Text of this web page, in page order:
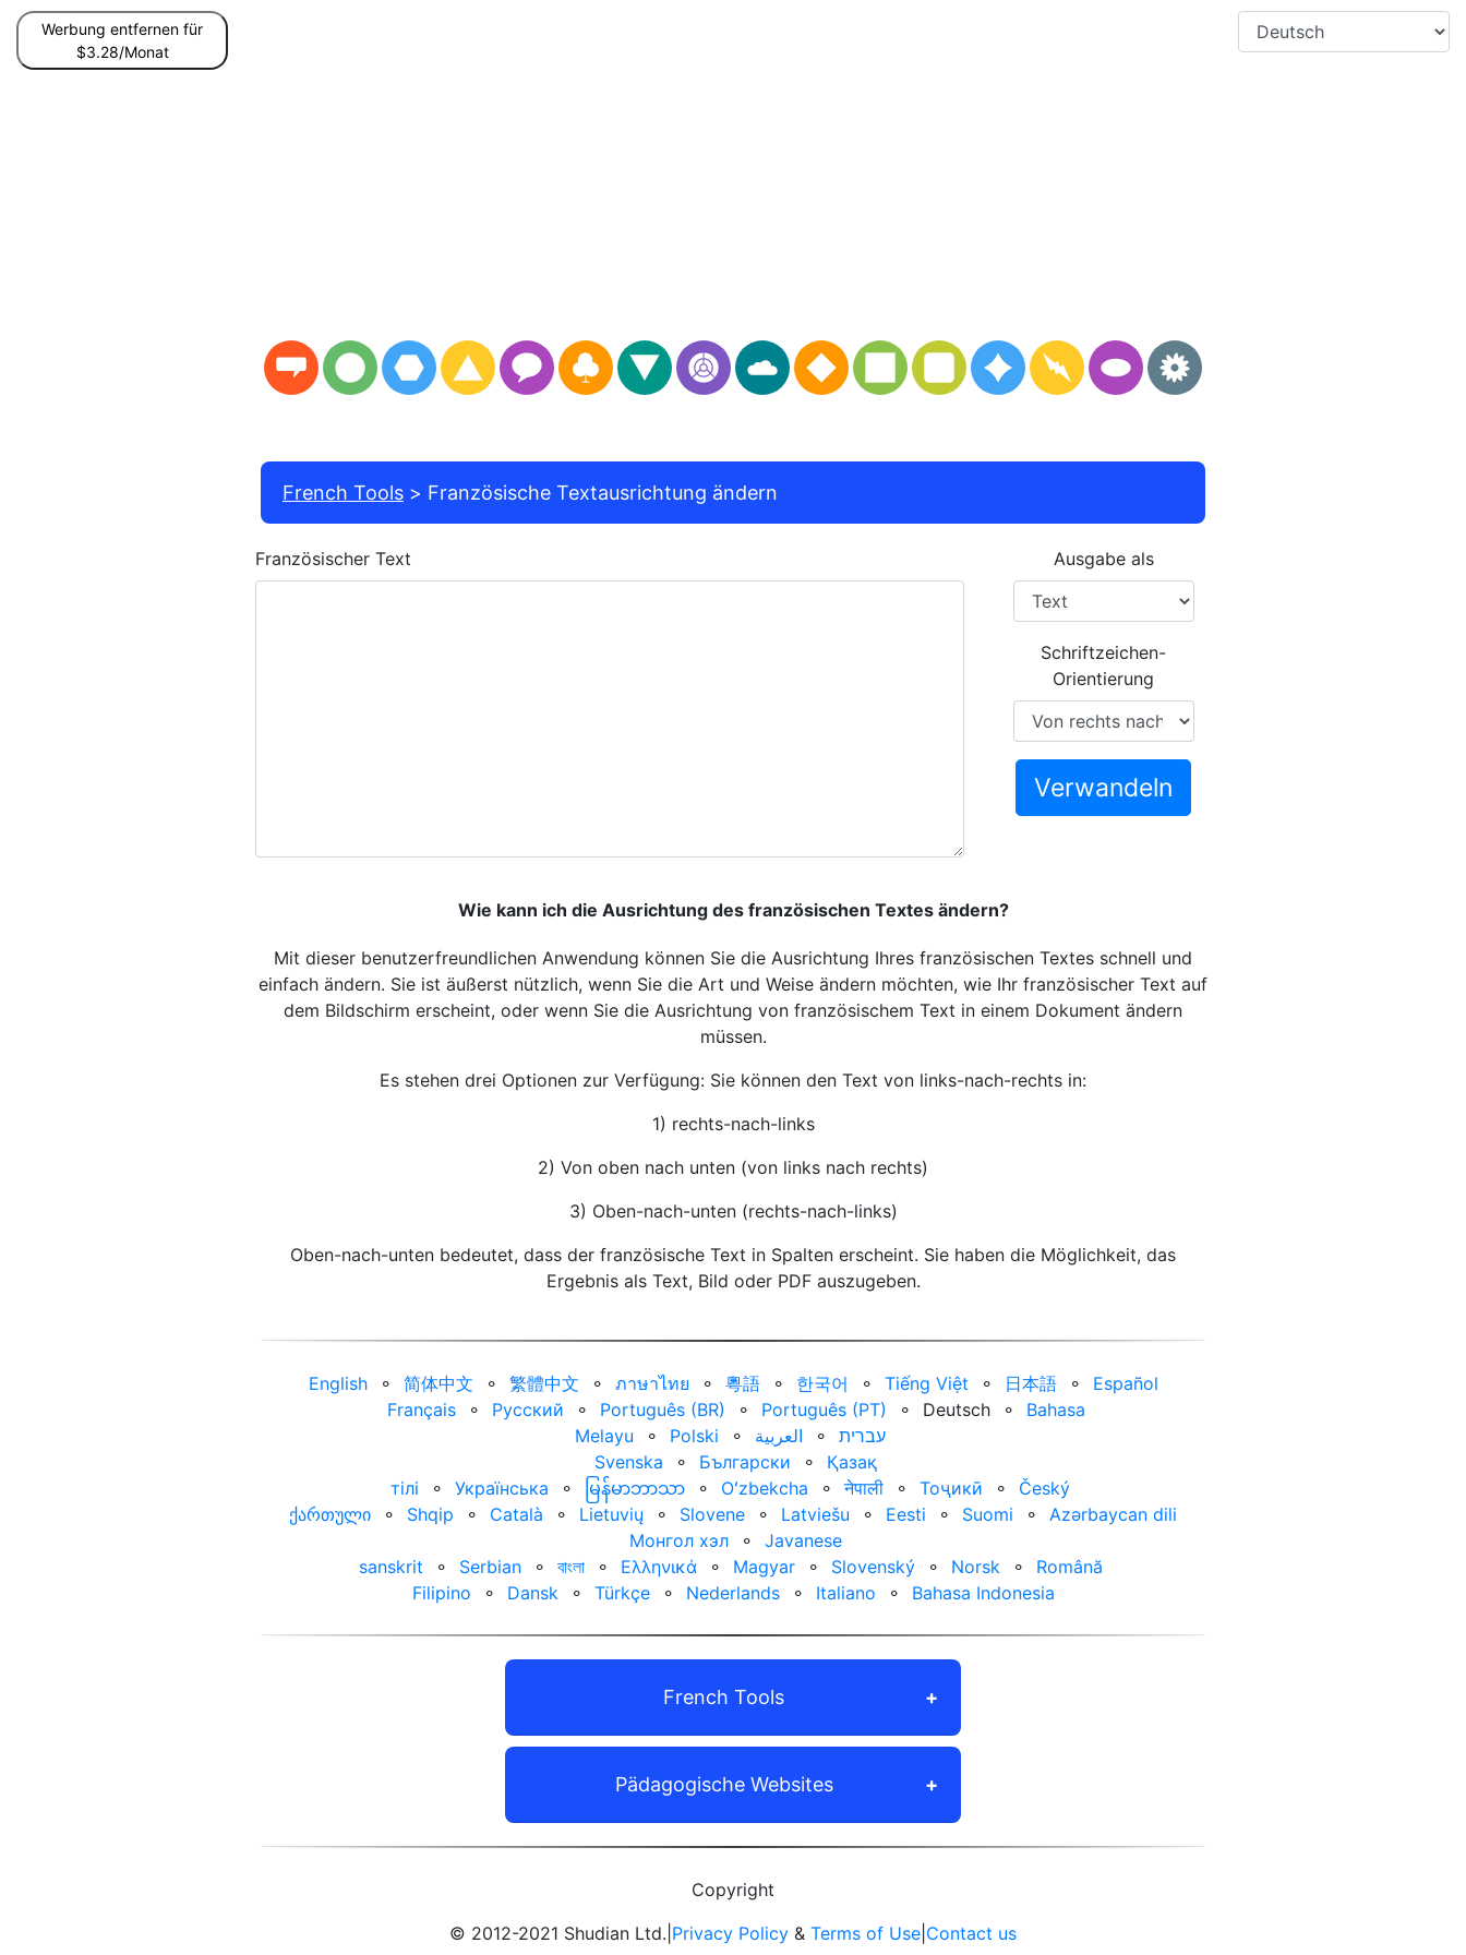
Werbung entfernen für
$3.28/Monat
French Tools Französische Textausrichtung ändern
Französischer Text Ausgabe als
Schriftzeichen-
Orientierung
Verwandeln
Wie kann ich die Ausrichtung des französischen Textes ändern?
Mit dieser benutzerfreundlichen Anwendung können Sie die Ausrichtung Ihres französischen Textes schnell und
einfach ändern. Sie ist äußerst nützlich, wenn Sie die Art und Weise ändern möchten, wie Ihr französischer Text auf
dem Bildschirm erscheint, oder wenn Sie die Ausrichtung von französischem Text in einem Dokument ändern
müssen.
Es stehen drei Optionen zur Verfügung: Sie können den Text von links-nach-rechts in:
1) rechts-nach-links
2) Von oben nach unten (von links nach rechts)
3) Oben-nach-unten (rechts-nach-links)
Oben-nach-unten bedeutet, dass der französische Text in Spalten erscheint. Sie haben die Möglichkeit, das
Ergebnis als Text, Bild oder PDF auszugeben.
English ⚬ 简体中文 ⚬ 繁體中文 ⚬ ภาษาไทย ⚬ 粵語 ⚬ 한국어 ⚬ Tiếng Việt ⚬ 日本語 ⚬
Español
Français
⚬ Русский ⚬ Português (BR) ⚬ Português (PT) ⚬ Deutsch ⚬
Bahasa
Melayu
⚬ Polski ⚬ العربية‏ ⚬
עברית‏
Svenska
⚬ Български ⚬
Қазақ
тілі
⚬ Українська ⚬ မြန်မာဘာသာ ⚬ Oʻzbekcha ⚬ नेपाली ⚬ Тоҷикӣ ⚬
Český
ქართული
⚬ Shqip ⚬ Català ⚬ Lietuvių ⚬ Slovene ⚬ Latviešu ⚬ Eesti ⚬ Suomi ⚬
Azərbaycan dili
Монгол хэл
⚬
Javanese
sanskrit
⚬ Serbian ⚬ বাংলা ⚬ Ελληνικά ⚬ Magyar ⚬ Slovenský ⚬ Norsk ⚬
Română
Filipino
⚬ Dansk ⚬ Türkçe ⚬ Nederlands ⚬ Italiano ⚬ Bahasa Indonesia
French Tools
Pädagogische Websites
Copyright
© 2012-2021 Shudian Ltd.| Privacy Policy & Terms of Use Contact us